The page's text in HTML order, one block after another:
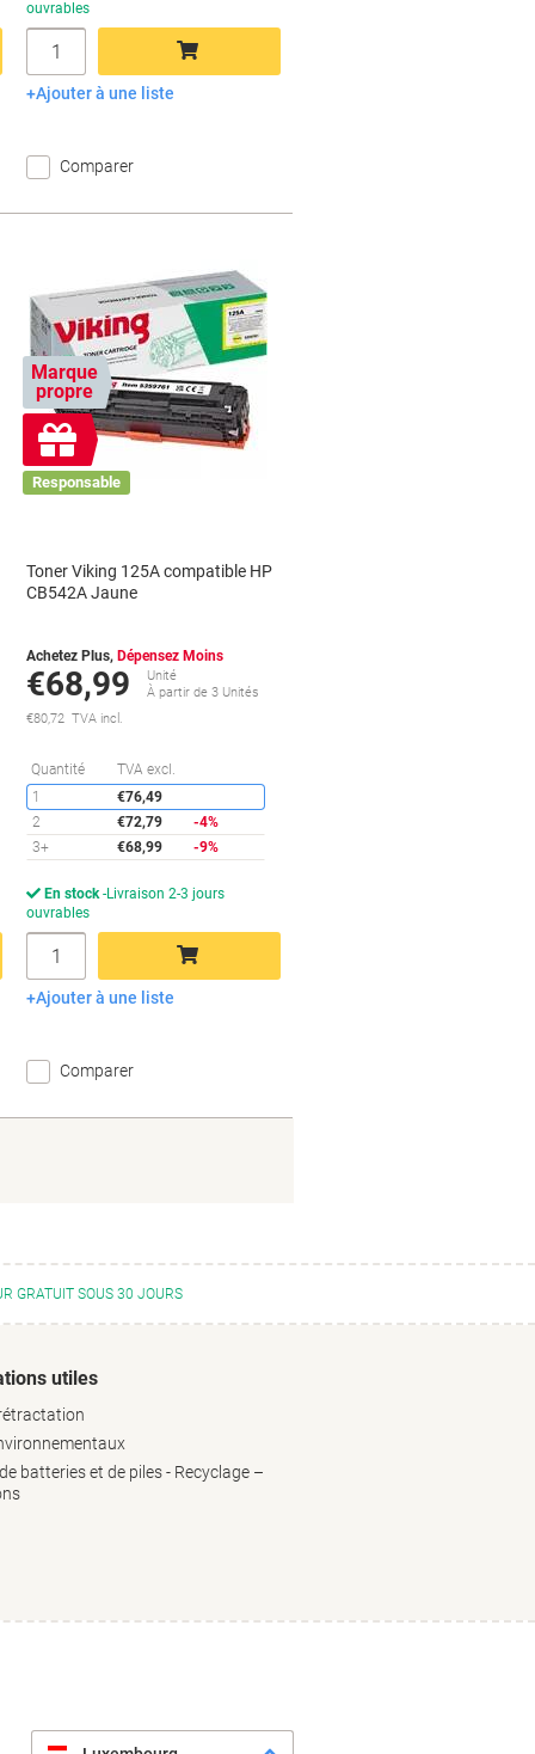
ouvrables
Quantité
Ajouter au panier
Ajouter à une liste
Comparer
Économies
Marque
propre
Cadeau
gratuit
Responsable
Toner Viking 125A compatible HP
CB542A Jaune
Achetez Plus, Dépensez Moins
€68,99
Unité
À partir de 3 Unités
€80,72 TVA incl.
Quantité TVA excl.
1
€76,49
2
€72,79
-4%
3+
€68,99 -9%
En stock Livraison 2-3 jours
ouvrables
Quantité
Ajouter au panier
Ajouter à une liste
Comparer
GRATUIT SOUS 30 JOURS
utiles
batteries et de piles - Recyclage –